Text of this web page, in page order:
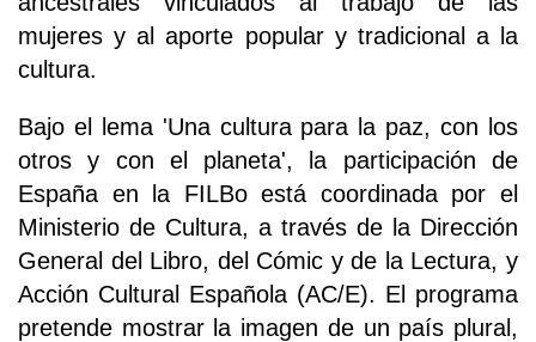
mujeres y al aporte popular y tradicional a la
cultura.
Bajo el lema 'Una cultura para la paz, con los
otros y con el planeta', la participación de
España en la FILBo está coordinada por el
Ministerio de Cultura, a través de la Dirección
General del Libro, del Cómic y de la Lectura, y
Acción Cultural Española (AC/E). El programa
pretende mostrar la imagen de un país plural,